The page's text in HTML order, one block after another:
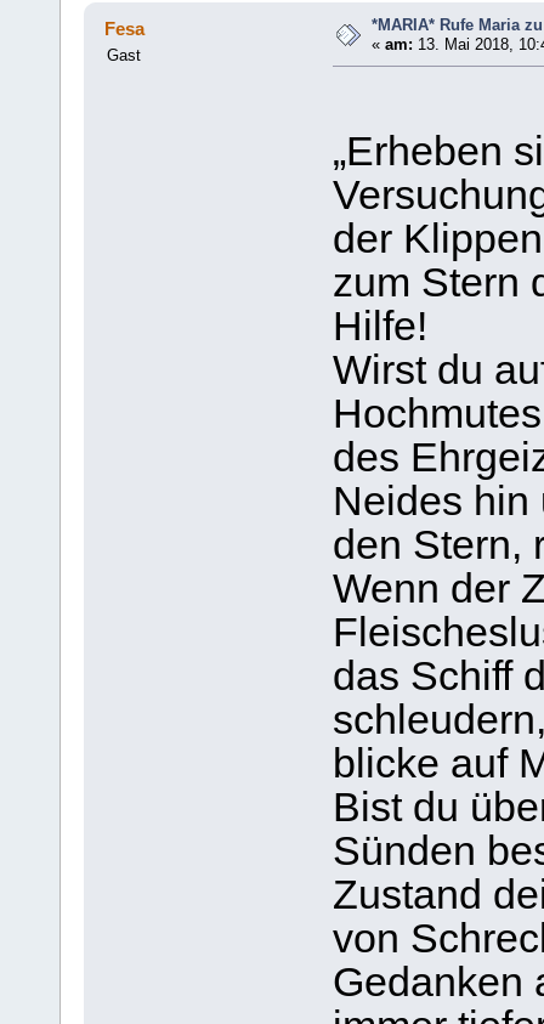
Fesa
Gast
*MARIA* Rufe Maria
«am: 13. Mai 2018,
„Erheben
der
zum Stern
Hilfe!
Wirst du
des
Neides hin
den Stern,
Wenn der
das Schiff
blicke auf
Bist du
Sünden
Zustand
von
Gedanken